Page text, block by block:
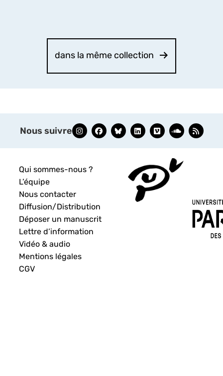
dans la même collection
Nous suivre
Qui sommes-nous ?
L’équipe
Nous contacter
Diffusion/Distribution
Déposer un manuscrit
Lettre d’information
Vidéo & audio
Mentions légales
CGV